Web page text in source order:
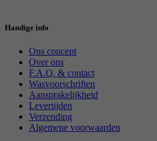
Handige info
Ons concept
Over ons
F.A.Q. & contact
Wasvoorschriften
Aansprakelijkheid
Levertijden
Verzending
Algemene voorwaarden